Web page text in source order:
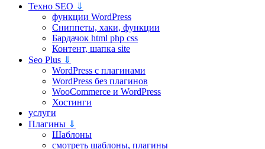
Техно SEO ⇓
функции WordPress
Сниппеты, хаки, функции
Бардачок html php css
Контент, шапка site
Seo Plus ⇓
WordPress c плагинами
WordPress без плагинов
WooCommerce и WordPress
Хостинги
услуги
Плагины ⇓
Шаблоны
смотреть шаблоны, плагины